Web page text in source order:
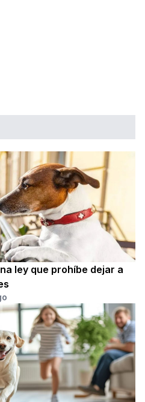
ley que prohíbe dejar a